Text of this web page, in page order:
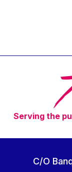
Vítor
Serving the
C/O